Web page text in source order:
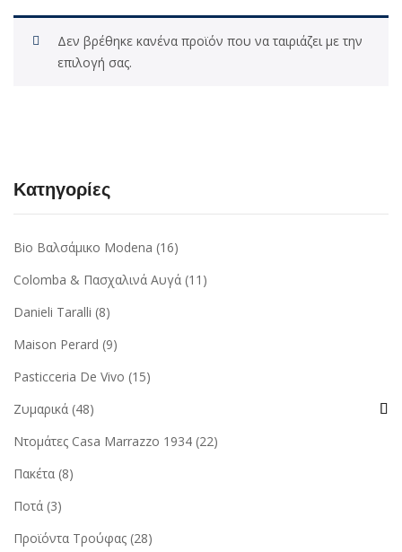
Δεν βρέθηκε κανένα προϊόν που να ταιριάζει με την
επιλογή σας.
Κατηγορίες
Bio Βαλσάμικο Modena (16)
Colomba & Πασχαλινά Αυγά (11)
Danieli Taralli (8)
Maison Perard (9)
Pasticceria De Vivo (15)
Ζυμαρικά (48)
Ντομάτες Casa Marrazzo 1934 (22)
Πακέτα (8)
Ποτά (3)
Προϊόντα Τρούφας (28)